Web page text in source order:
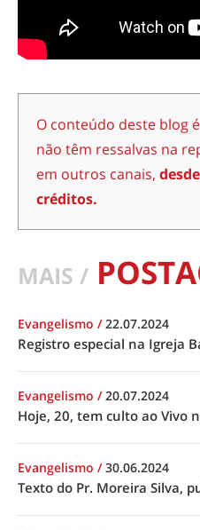
O conteúdo deste blog
não têm ressalvas na
em outros canais,
créditos.
MAIS /
Evangelismo /22.07.2024
Registro especial na Igreja
Evangelismo /20.07.2024
Hoje, 20, tem culto ao Vivo
Evangelismo /30.06.2024
Texto do Pr. Moreira Silva,